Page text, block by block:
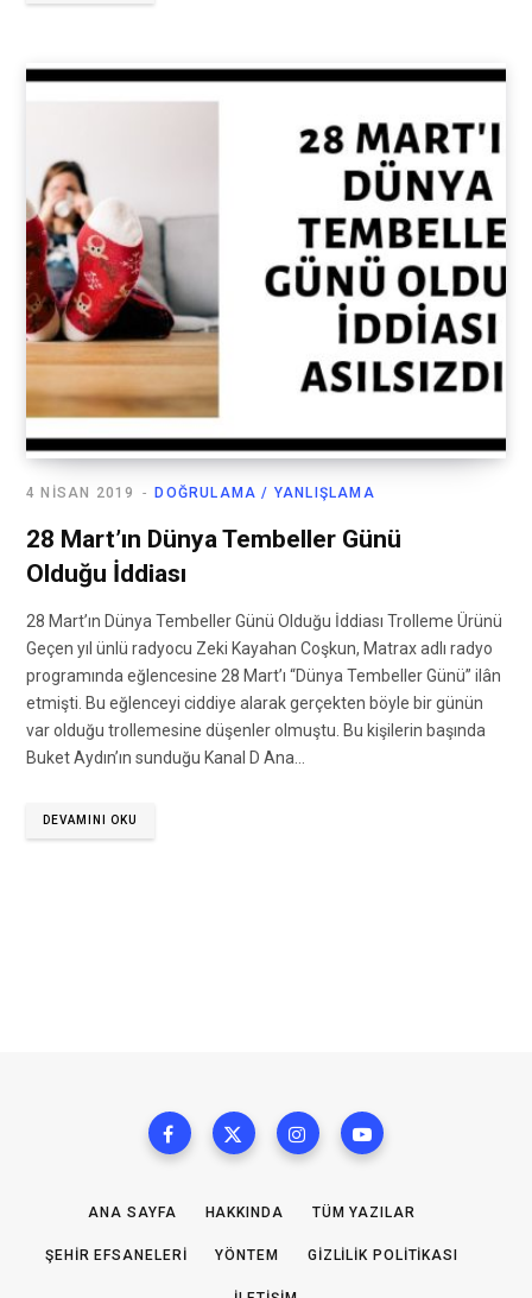
DOĞRULAMA / YANLIŞLAMA
4 NISAN 2019
28 Mart’ın Dünya Tembeller Günü
Olduğu İddiası
28 Mart’ın Dünya Tembeller Günü Olduğu İddiası Trolleme Ürünü
Geçen yıl ünlü radyocu Zeki Kayahan Coşkun, Matrax adlı radyo
programında eğlencesine 28 Mart’ı “Dünya Tembeller Günü” ilân
etmişti. Bu eğlenceyi ciddiye alarak gerçekten böyle bir günün
var olduğu trollemesine düşenler olmuştu. Bu kişilerin başında
Buket Aydın’ın sunduğu Kanal D Ana…
DEVAMINI OKU
ANA SAYFA HAKKINDA TÜM YAZILAR
ŞEHIR EFSANELERI YÖNTEM GIZLILIK POLITIKASI